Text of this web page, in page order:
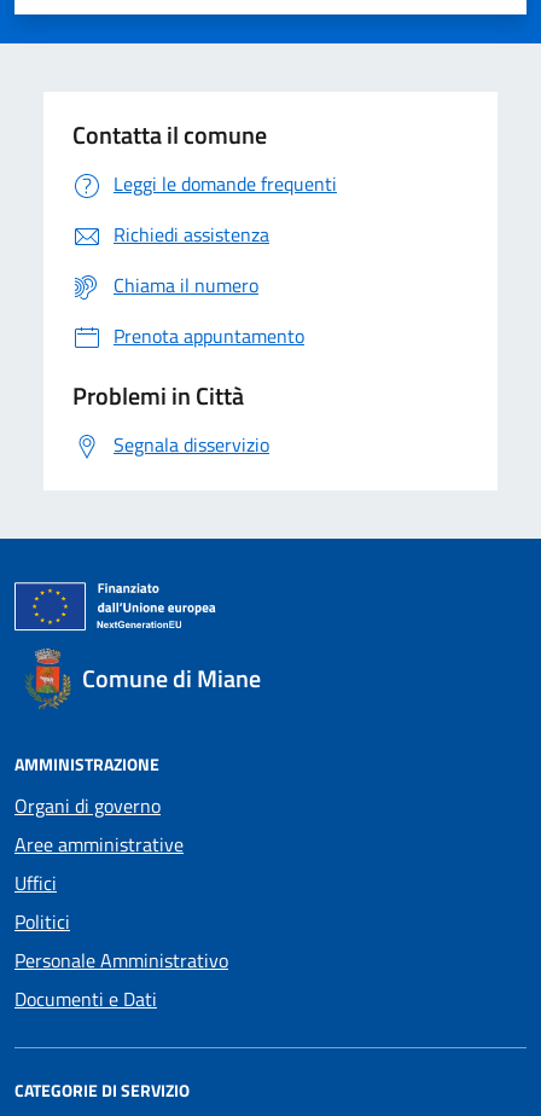
Valuta 5 stelle su 5
Valuta 4 stelle su 5
Valuta 3 stelle su 5
Valuta 2 stelle su 5
Valuta 1 stelle su 5
Contatta il comune
Leggi le domande frequenti
Richiedi assistenza
Chiama il numero
Prenota appuntamento
Problemi in Città
Segnala disservizio
Comune di Miane
AMMINISTRAZIONE
Organi di governo
Aree amministrative
Uffici
Politici
Personale Amministrativo
Documenti e Dati
CATEGORIE DI SERVIZIO